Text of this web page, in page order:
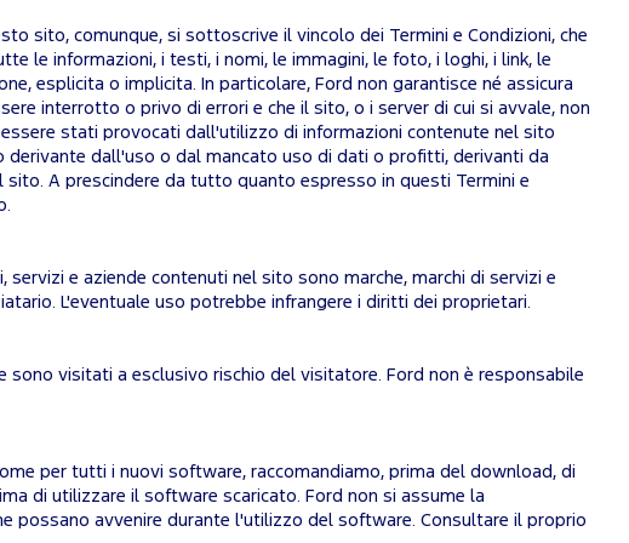
sito, comunque, si sottoscrive il vincolo dei Termini e Condizioni, che
le informazioni, i testi, i nomi, le immagini, le foto, i loghi, i link, le
esplicita o implicita. In particolare, Ford non garantisce né assicura
interrotto o privo di errori e che il sito, o i server di cui si avvale, non
stati provocati dall'utilizzo di informazioni contenute nel sito
dall'uso o dal mancato uso di dati o profitti, derivanti da
A prescindere da tutto quanto espresso in questi Termini e
e aziende contenuti nel sito sono marche, marchi di servizi e
L'eventuale uso potrebbe infrangere i diritti dei proprietari.
visitati a esclusivo rischio del visitatore. Ford non è responsabile
per tutti i nuovi software, raccomandiamo, prima del download, di
di utilizzare il software scaricato. Ford non si assume la
possano avvenire durante l'utilizzo del software. Consultare il proprio